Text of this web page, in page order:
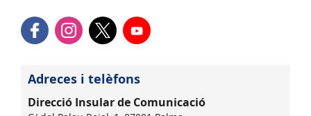
Adreces i telèfons
Direcció Insular de Comunicació